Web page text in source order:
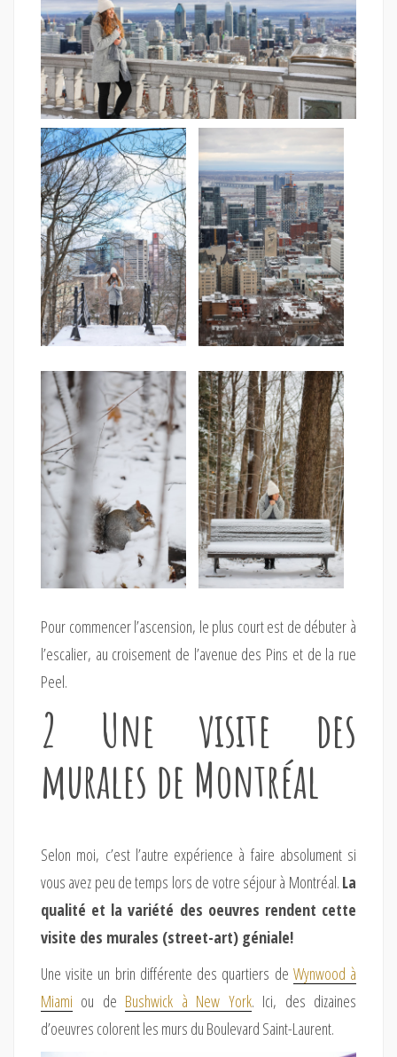
Pour commencer l’ascension, le plus court est de débuter à
l’escalier, au croisement de l’avenue des Pins et de la rue
Peel.
2 Une visite des
murales de Montréal
Selon moi, c’est l’autre expérience à faire absolument si
vous avez peu de temps lors de votre séjour à Montréal. La
qualité et la variété des oeuvres rendent cette
visite des murales (street-art) géniale!
Une visite un brin différente des quartiers de Wynwood à
Miami ou de Bushwick à New York. Ici, des dizaines
d’oeuvres colorent les murs du Boulevard Saint-Laurent.